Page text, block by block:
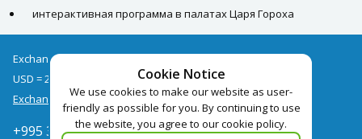
интерактивная программа в палатах Царя Гороха
Cookie Notice
We use cookies to make our website as user-
friendly as possible for you. By continuing to use
the website, you agree to our cookie policy.
Exchange rates as of 06/08
USD = 2.68
Exchange rate archive
+995 322050666